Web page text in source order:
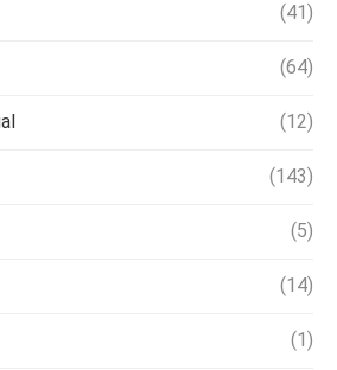
(41)
(64)
(12)
(143)
(5)
(14)
(1)